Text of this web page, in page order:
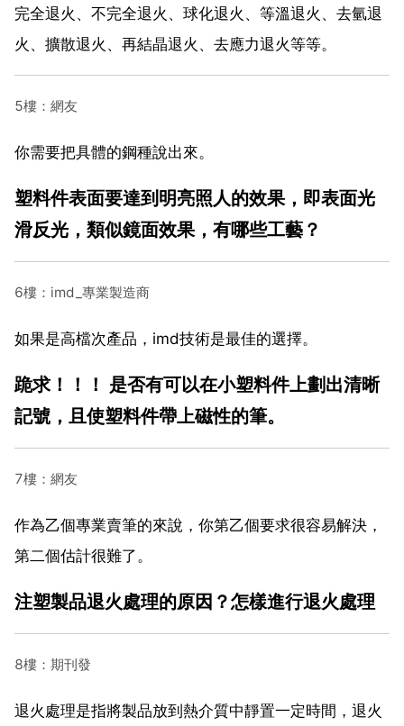
完全退火、不完全退火、球化退火、等溫退火、去氫退
火、擴散退火、再結晶退火、去應力退火等等。
5樓：網友
你需要把具體的鋼種說出來。
塑料件表面要達到明亮照人的效果，即表面光
滑反光，類似鏡面效果，有哪些工藝？
6樓：imd_專業製造商
如果是高檔次產品，imd技術是最佳的選擇。
跪求！！！ 是否有可以在小塑料件上劃出清晰
記號，且使塑料件帶上磁性的筆。
7樓：網友
作為乙個專業賣筆的來說，你第乙個要求很容易解決，
第二個估計很難了。
注塑製品退火處理的原因？怎樣進行退火處理
8樓：期刊發
退火處理是指將製品放到熱介質中靜置一定時間，退火